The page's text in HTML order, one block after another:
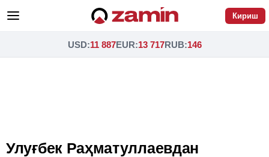
Кириш
USD:11 887EUR:13 717RUB:146
Улуғбек Раҳматуллаевдан